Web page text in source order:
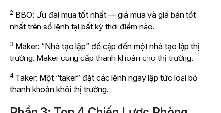
2 BBO: Ưu đãi mua tốt nhất — giá mua và giá bán tốt
nhất trên sổ lệnh tại bất kỳ thời điểm nào.
3 Maker: “Nhà tạo lập” đề cập đến một nhà tạo lập thị
trường. Maker cung cấp thanh khoản cho thị trường.
4 Taker: Một “taker” đặt các lệnh ngay lập tức loại bỏ
thanh khoản khỏi thị trường.